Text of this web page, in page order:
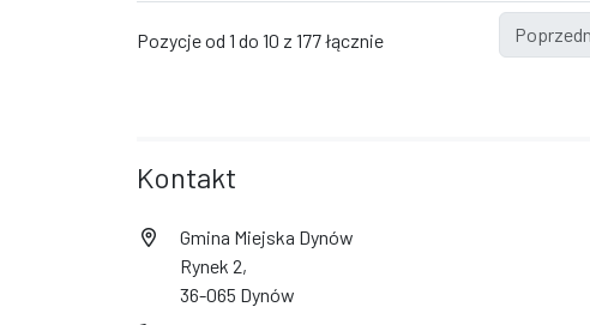
Pozycje od 1 do 10 z 177 łącznie
Kontakt
Gmina Miejska Dynów
Rynek 2,
36-065 Dynów